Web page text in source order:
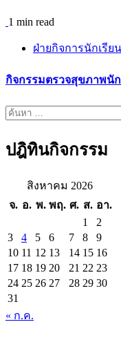
1 min read
ฝ่ายกิจการนักเรียน
กิจกรรมตรวจสุขภาพนัก
ค้นหา
ปฎิทินกิจกรรม
สิงหาคม 2026
จ. อ. พ. พฤ. ศ. ส. อา.
1
2
3
4 5 6 7 8
9
10 11 12 13 14 15 16
17 18 19 20 21 22 23
24 25 26 27 28 29 30
31
« ก.ค.